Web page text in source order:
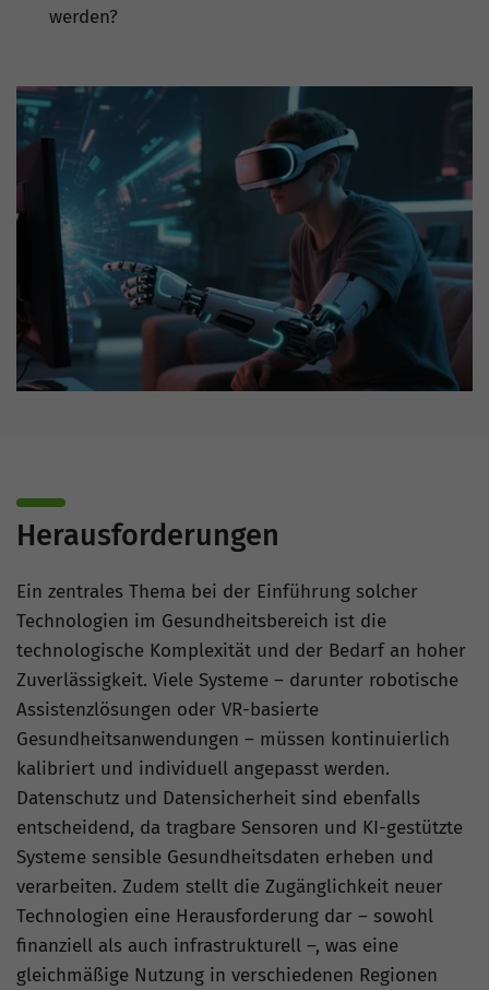
werden?
Herausforderungen
Ein zentrales Thema bei der Einführung solcher
Technologien im Gesundheitsbereich ist die
technologische Komplexität und der Bedarf an hoher
Zuverlässigkeit. Viele Systeme – darunter robotische
Assistenzlösungen oder VR-basierte
Gesundheitsanwendungen – müssen kontinuierlich
kalibriert und individuell angepasst werden.
Datenschutz und Datensicherheit sind ebenfalls
entscheidend, da tragbare Sensoren und KI-gestützte
Systeme sensible Gesundheitsdaten erheben und
verarbeiten. Zudem stellt die Zugänglichkeit neuer
Technologien eine Herausforderung dar – sowohl
finanziell als auch infrastrukturell –, was eine
gleichmäßige Nutzung in verschiedenen Regionen